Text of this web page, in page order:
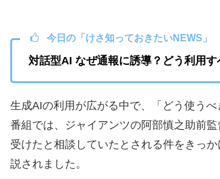
今日の「けさ知っておきたいNEWS」
対話型AI なぜ通報に誘導？どう利用す
生成AIの利用が広がる中で、「どう使う
番組では、ジャイアンツの阿部慎之助前
受けたと相談していたとされる件をきっ
説されました。